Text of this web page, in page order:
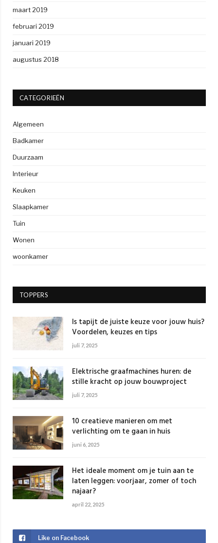
maart 2019
februari 2019
januari 2019
augustus 2018
CATEGORIEËN
Algemeen
Badkamer
Duurzaam
Interieur
Keuken
Slaapkamer
Tuin
Wonen
woonkamer
TOPPERS
Is tapijt de juiste keuze voor jouw huis?
Voordelen, keuzes en tips
juli 7, 2025
Elektrische graafmachines huren: de
stille kracht op jouw bouwproject
juli 7, 2025
10 creatieve manieren om met
verlichting om te gaan in huis
juni 6, 2025
Het ideale moment om je tuin aan te
laten leggen: voorjaar, zomer of toch
najaar?
april 22, 2025
Like on Facebook